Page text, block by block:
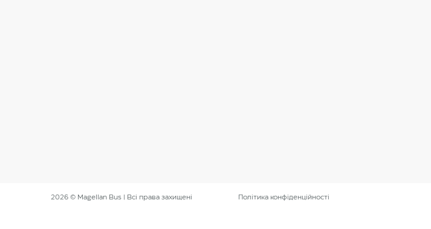
2026 © Magellan Bus | Всі права захищені Політика конфіденційності